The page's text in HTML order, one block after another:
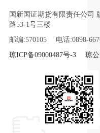
国新国证期货有限责任公司
路53-1号三楼
邮编:570105
电话:0898-
琼ICP备09000487号-3
琼